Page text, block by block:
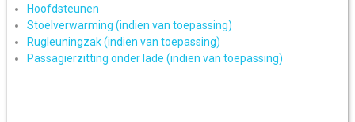
Hoofdsteunen
Stoelverwarming (indien van toepassing)
Rugleuningzak (indien van toepassing)
Passagierzitting onder lade (indien van toepassing)